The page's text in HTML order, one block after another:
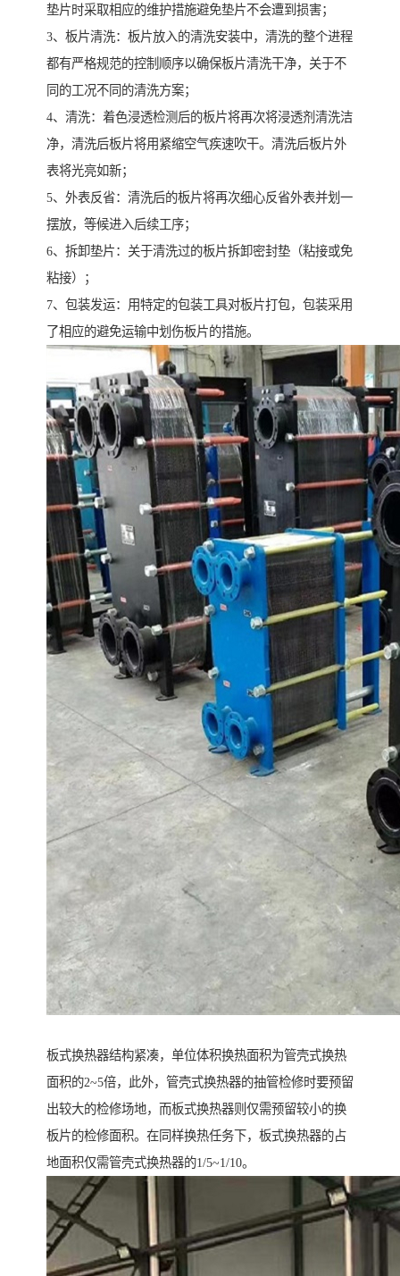
垫片时采取相应的维护措施避免垫片不会遭到损害；
3、板片清洗：板片放入的清洗安装中，清洗的整个进程
都有严格规范的控制顺序以确保板片清洗干净，关于不
同的工况不同的清洗方案；
4、清洗：着色浸透检测后的板片将再次将浸透剂清洗洁
净，清洗后板片将用紧缩空气疾速吹干。清洗后板片外
表将光亮如新；
5、外表反省：清洗后的板片将再次细心反省外表并划一
摆放，等候进入后续工序；
6、拆卸垫片：关于清洗过的板片拆卸密封垫（粘接或免
粘接）；
7、包装发运：用特定的包装工具对板片打包，包装采用
了相应的避免运输中划伤板片的措施。
板式换热器结构紧凑，单位体积换热面积为管壳式换热
面积的2~5倍，此外，管壳式换热器的抽管检修时要预留
出较大的检修场地，而板式换热器则仅需预留较小的换
板片的检修面积。在同样换热任务下，板式换热器的占
地面积仅需管壳式换热器的1/5~1/10。